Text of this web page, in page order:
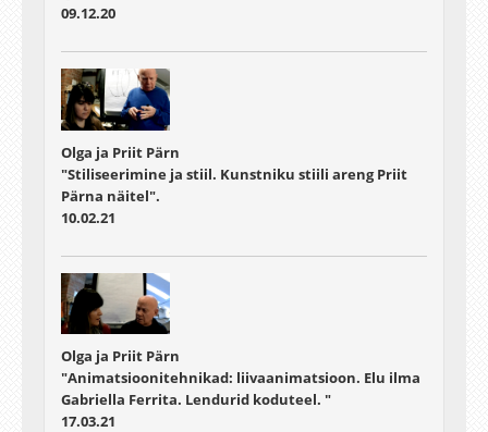
09.12.20
Olga ja Priit Pärn
"Stiliseerimine ja stiil. Kunstniku stiili areng Priit
Pärna näitel".
10.02.21
Olga ja Priit Pärn
"Animatsioonitehnikad: liivaanimatsioon. Elu ilma
Gabriella Ferrita. Lendurid koduteel. "
17.03.21